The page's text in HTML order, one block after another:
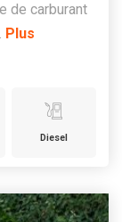
de carburant
Plus
Diesel